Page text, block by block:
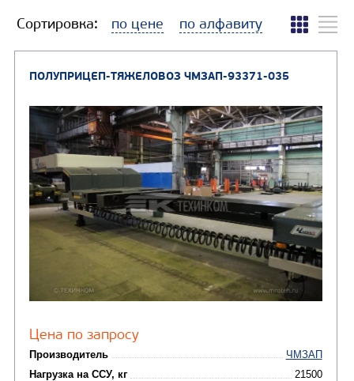
Сортировка: по цене по алфавиту
ПОЛУПРИЦЕП-ТЯЖЕЛОВОЗ ЧМЗАП-93371-